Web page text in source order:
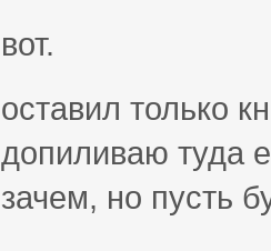
вот.
оставил только
допиливаю туда
зачем, но пусть